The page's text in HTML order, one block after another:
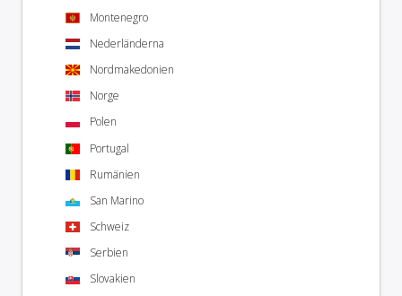
Montenegro
Nederländerna
Nordmakedonien
Norge
Polen
Portugal
Rumänien
San Marino
Schweiz
Serbien
Slovakien